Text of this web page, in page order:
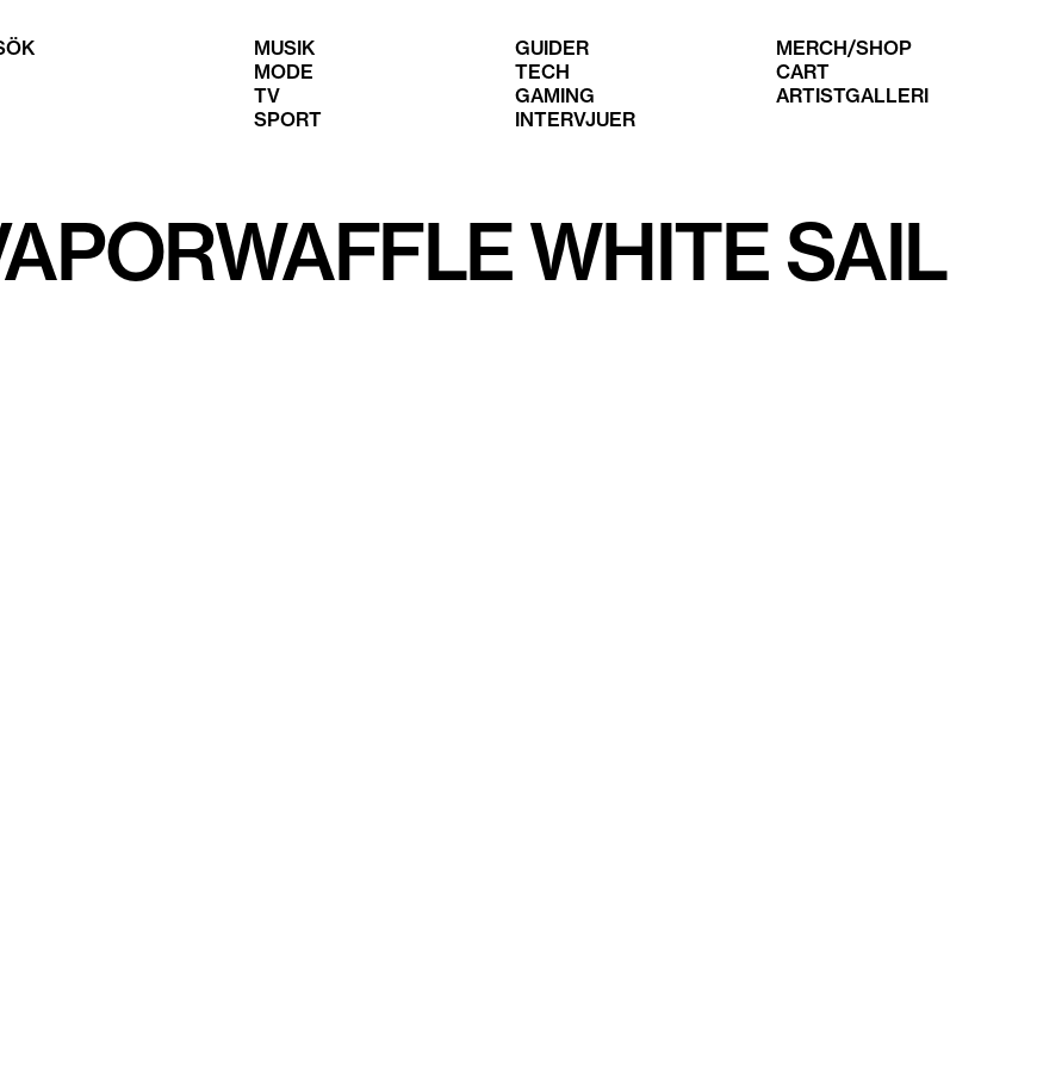
MUSIK
MODE
TV
SPORT
GUIDER
TECH
GAMING
INTERVJUER
MERCH/SHOP
CART
ARTISTGALLERI
WHITE SAIL